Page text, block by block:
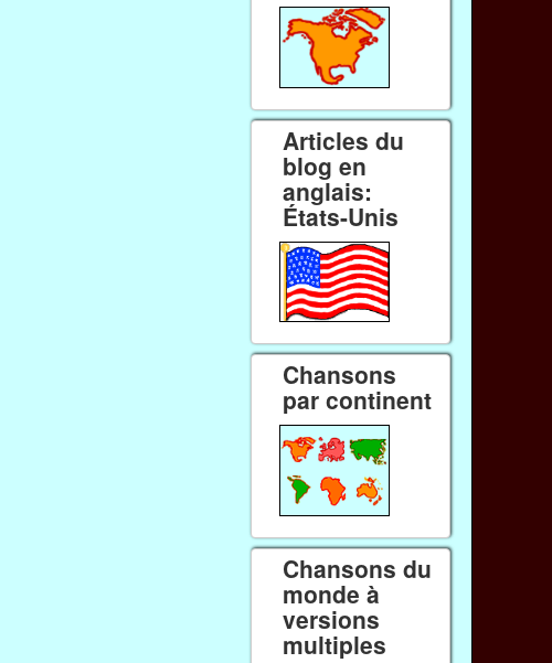
Articles du
blog en
anglais:
États-Unis
Chansons
par continent
Chansons du
monde à
versions
multiples